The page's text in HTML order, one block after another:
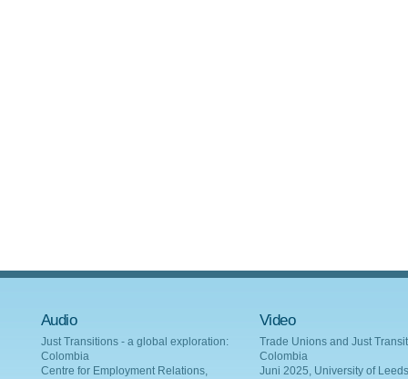
Audio
Just Transitions - a global exploration:
Colombia
Centre for Employment Relations,
Video
Trade Unions and Just
Colombia
Juni 2025, University of Leeds